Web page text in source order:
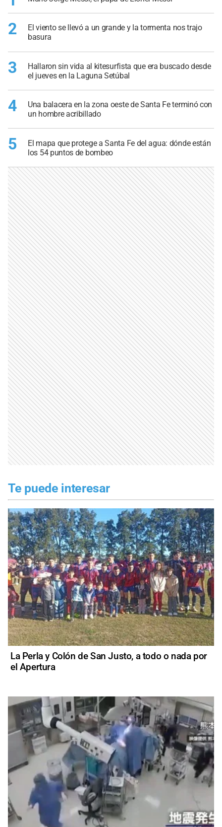
2
El viento se llevó a un grande y la tormenta nos trajo
basura
3
Hallaron sin vida al kitesurfista que era buscado desde
el jueves en la Laguna Setúbal
4
Una balacera en la zona oeste de Santa Fe terminó con
un hombre acribillado
5
El mapa que protege a Santa Fe del agua: dónde están
los 54 puntos de bombeo
Te puede interesar
La Perla y Colón de San Justo, a todo o nada por
el Apertura